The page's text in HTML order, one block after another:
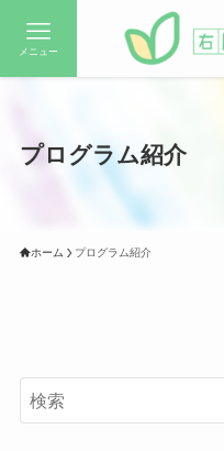
メニュー
プログラム紹介
ホーム プログラム紹介